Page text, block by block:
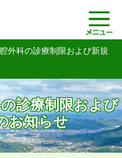
外科の診療制限および新規
の診療制限および
お知らせ